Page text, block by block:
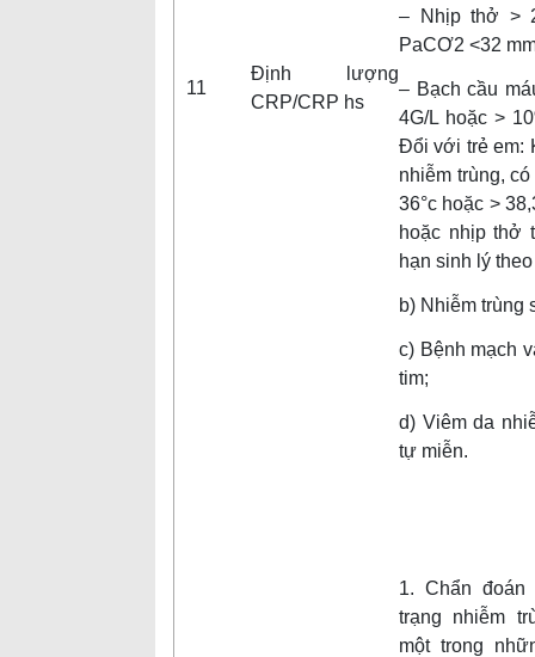
11
Định lượng
CRP/CRP hs
– Nhịp thở >
PaCƠ2 <32
– Bạch cầu
4G/L hoặc >
Đổi với trẻ em:
nhiễm trùng,
36°c hoặc >
hoặc nhịp thở
hạn sinh lý
b) Nhiễm trùng
c) Bệnh mạch
tim;
d) Viêm da
tự miễn.
1. Chẩn
trạng nhiễm
một trong